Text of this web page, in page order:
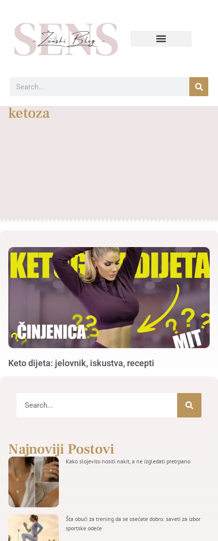
ketoza
Keto dijeta: jelovnik, iskustva, recepti
Najnoviji Postovi
Kako slojevito nositi nakit, a ne izgledati pretrpano
Šta obući za trening da se osećate dobro: saveti za izbor
sportske odeće